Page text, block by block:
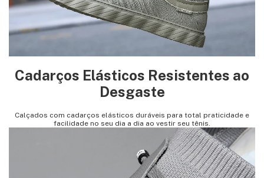
Cadarços Elásticos Resistentes ao
Desgaste
Calçados com cadarços elásticos duráveis para total praticidade e
facilidade no seu dia a dia ao vestir seu tênis.